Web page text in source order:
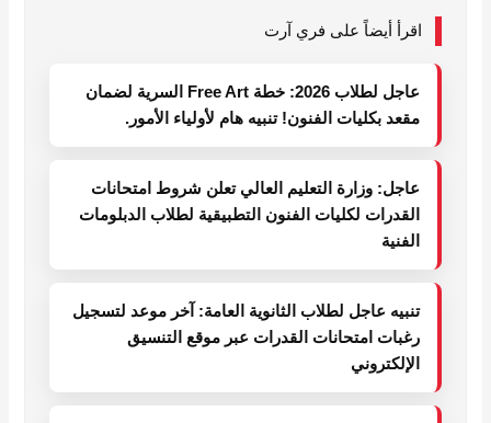
اقرأ أيضاً على فري آرت
عاجل لطلاب 2026: خطة Free Art السرية لضمان
مقعد بكليات الفنون! تنبيه هام لأولياء الأمور.
عاجل: وزارة التعليم العالي تعلن شروط امتحانات
القدرات لكليات الفنون التطبيقية لطلاب الدبلومات
الفنية
تنبيه عاجل لطلاب الثانوية العامة: آخر موعد لتسجيل
رغبات امتحانات القدرات عبر موقع التنسيق
الإلكتروني